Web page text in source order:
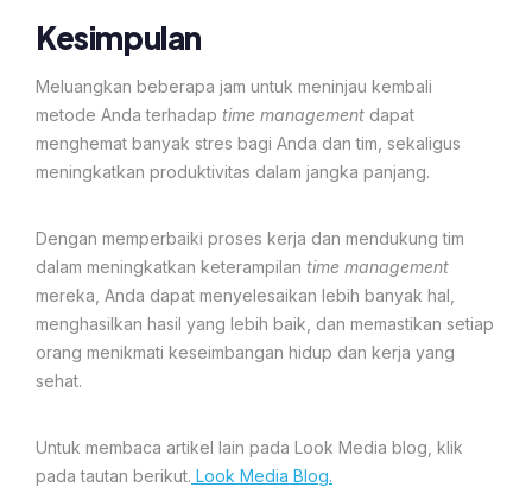
Kesimpulan
Meluangkan beberapa jam untuk meninjau kembali
metode Anda terhadap time management dapat
menghemat banyak stres bagi Anda dan tim, sekaligus
meningkatkan produktivitas dalam jangka panjang.
Dengan memperbaiki proses kerja dan mendukung tim
dalam meningkatkan keterampilan time management
mereka, Anda dapat menyelesaikan lebih banyak hal,
menghasilkan hasil yang lebih baik, dan memastikan setiap
orang menikmati keseimbangan hidup dan kerja yang
sehat.
Untuk membaca artikel lain pada Look Media blog, klik
pada tautan berikut. Look Media Blog.